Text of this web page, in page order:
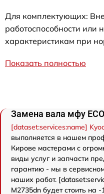
Для комплектующих:
работоспособности или
характеристикам при
Показать полностью
Замена вала мфу
[dataset:services:name]
выполняется в нашем
Кирове мастерами с
виды услуг и запчасти
гарантию - мы в
наших работ.
M2735dn будет стоить